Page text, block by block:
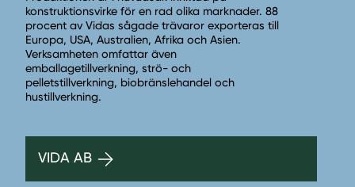
konstruktionsvirke för en rad olika marknader. 88
procent av Vidas sågade trävaror exporteras till
Europa, USA, Australien, Afrika och Asien.
Verksamheten omfattar även
emballagetillverkning, strö- och
pelletstillverkning, biobränslehandel och
hustillverkning.
VIDA AB